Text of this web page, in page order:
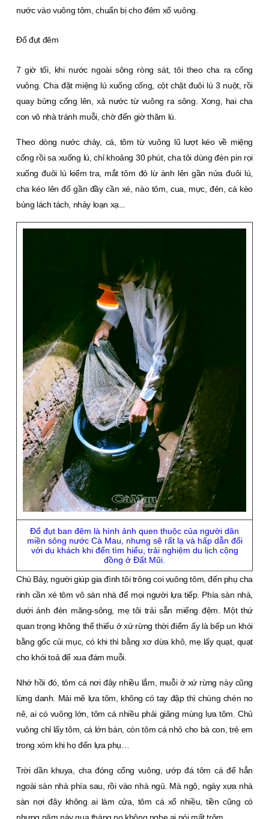
nước vào vuông tôm, chuẩn bị cho đêm xổ vuông.
Ðổđụt đêm
7 giờ tối, khi nước ngoài sông ròng sát, tôi theo cha ra cống
vuông. Cha đặt miệng lú xuống cống, cột chặt đuôi lú 3 nuột, rồi
quay bửng cống lên, xả nước từ vuông ra sông. Xong, hai cha
con vô nhà tránh muỗi, chờ đến giờ thăm lú.
Theo dòng nước chảy, cá, tôm từ vuông lũ lượt kéo về miệng
cống rồi sa xuống lú, chỉ khoảng 30 phút, cha tôi dùng đèn pin rọi
xuống đuôi lú kiểm tra, mắt tôm đỏ lừ ánh lên gần nửa đuôi lú,
cha kéo lên đổ gần đầy cần xé, nào tôm, cua, mực, đẻn, cá kèo
búng lách tách, nhảy loạn xạ...
Ðổ đụt ban đêm là hình ảnh quen thuộc của người dân
miền sông nước Cà Mau, nhưng sẽ rất lạ và hấp dẫn đối
với du khách khi đến tìm hiểu, trải nghiệm du lịch cộng
đồng ở Ðất Mũi.
Chú Bảy, người giúp gia đình tôi trông coi vuông tôm, đến phụ cha
rinh cần xé tôm vô sàn nhà để mọi người lựa tiếp. Phía sàn nhà,
dưới ánh đèn măng-sông, mẹ tôi trải sẵn miếng đệm. Một thứ
quan trọng không thể thiếu ở xứ rừng thời điểm ấy là bếp un khói
bằng gốc củi mục, có khi thì bằng xơ dừa khô, mẹ lấy quạt, quạt
cho khói toả để xua đám muỗi.
Nhớ hồi đó, tôm cá nơi đây nhiều lắm, muỗi ở xứ rừng này cũng
lừng danh. Mải mê lựa tôm, không có tay đập thì chúng chén no
nê, ai có vuông lớn, tôm cá nhiều phải giăng mùng lựa tôm. Chủ
vuông chỉ lấy tôm, cá lớn bán, còn tôm cá nhỏ cho bà con, trẻ em
trong xóm khi họ đến lựa phụ…
Trời dần khuya, cha đóng cống vuông, ướp đá tôm cá để hẳn
ngoài sàn nhà phía sau, rồi vào nhà ngủ. Mà ngộ, ngày xưa nhà
sàn nơi đây không ai làm cửa, tôm cá xổ nhiều, tiền cũng có
nhưng năm này qua tháng nọ không nghe ai nói mất trộm.